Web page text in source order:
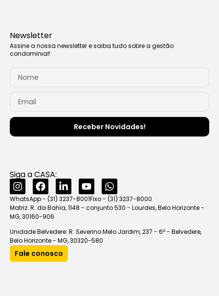
Newsletter
Assine a nossa newsletter e saiba tudo sobre a gestão
condominial!
Receber Novidades!
Siga a CASA:
WhatsApp - (31) 3237-8001Fixo - (31) 3237-8000
Matriz: R. da Bahia, 1148 - conjunto 530 - Lourdes, Belo Horizonte -
MG, 30160-906
Unidade Belvedere: R. Severino Melo Jardim, 237 - 6º - Belvedere,
Belo Horizonte - MG, 30320-580
Fale conosco